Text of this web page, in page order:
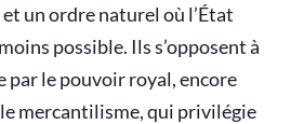
et un ordre naturel où l’État
possible. Ils s’opposent à
par le pouvoir royal, encore
mercantilisme, qui privilégie